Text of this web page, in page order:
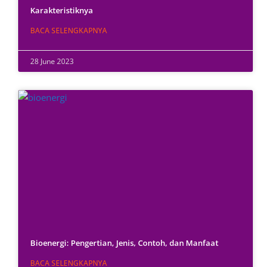
Karakteristiknya
BACA SELENGKAPNYA
28 June 2023
Bioenergi: Pengertian, Jenis, Contoh, dan Manfaat
BACA SELENGKAPNYA